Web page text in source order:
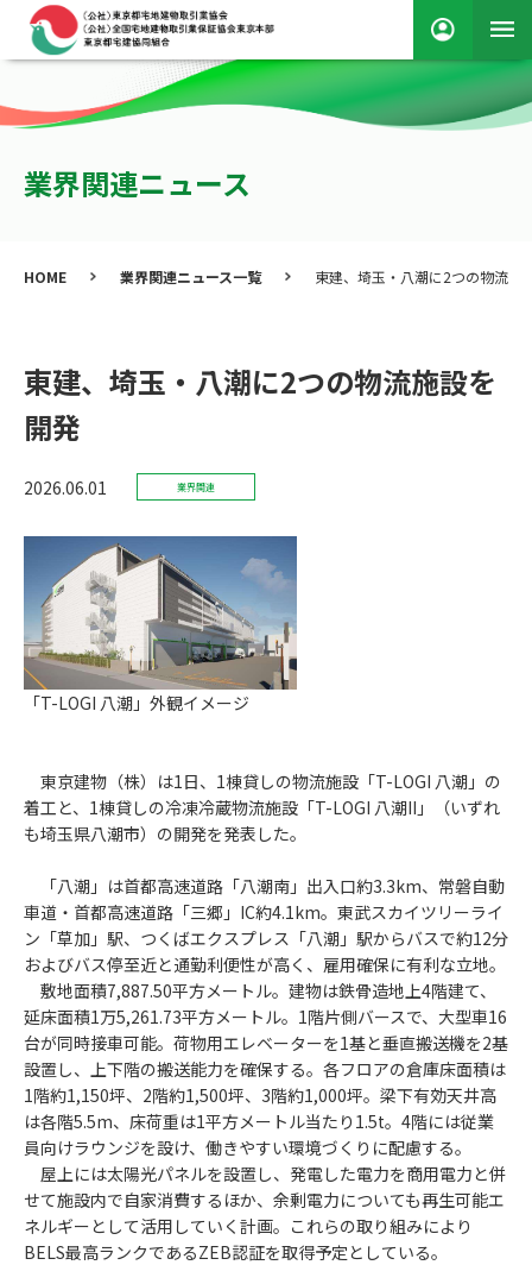
業界関連ニュース
HOME 業界関連ニュース一覧 東建、埼玉・八潮に2つの物流施
東建、埼玉・八潮に2つの物流施設を
開発
2026.06.01 業界関連
「T-LOGI 八潮」外観イメージ
東京建物（株）は1日、1棟貸しの物流施設「T-LOGI 八潮」の
着工と、1棟貸しの冷凍冷蔵物流施設「T-LOGI 八潮II」（いずれ
も埼玉県八潮市）の開発を発表した。
「八潮」は首都高速道路「八潮南」出入口約3.3km、常磐自動
車道・首都高速道路「三郷」IC約4.1km。東武スカイツリーライ
ン「草加」駅、つくばエクスプレス「八潮」駅からバスで約12分
およびバス停至近と通勤利便性が高く、雇用確保に有利な立地。
敷地面積7,887.50平方メートル。建物は鉄骨造地上4階建て、
延床面積1万5,261.73平方メートル。1階片側バースで、大型車16
台が同時接車可能。荷物用エレベーターを1基と垂直搬送機を2基
設置し、上下階の搬送能力を確保する。各フロアの倉庫床面積は
1階約1,150坪、2階約1,500坪、3階約1,000坪。梁下有効天井高
は各階5.5m、床荷重は1平方メートル当たり1.5t。4階には従業
員向けラウンジを設け、働きやすい環境づくりに配慮する。
屋上には太陽光パネルを設置し、発電した電力を商用電力と併
せて施設内で自家消費するほか、余剰電力についても再生可能エ
ネルギーとして活用していく計画。これらの取り組みにより
BELS最高ランクであるZEB認証を取得予定としている。